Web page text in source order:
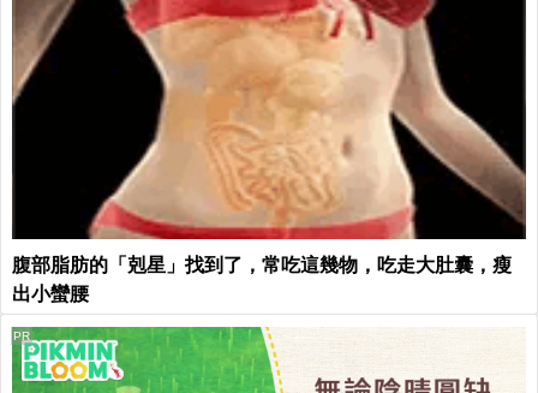
腹部脂肪的「剋星」找到了，常吃這幾物，吃走大肚囊，瘦
出小蠻腰
PR